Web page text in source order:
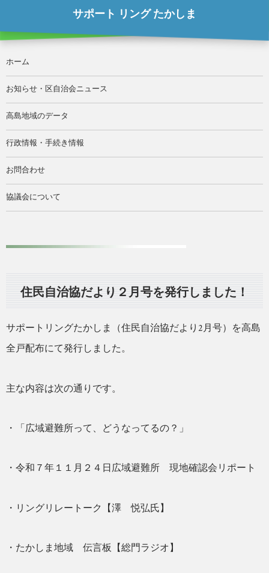
サポート リング たかしま
ホーム
お知らせ・区自治会ニュース
高島地域のデータ
行政情報・手続き情報
お問合わせ
協議会について
住民自治協だより２月号を発行しました！
サポートリングたかしま
（住民自治協だより2月号）を高島
全戸配布にて発行しました。
主な内容は次の通りです。
・「広域避難所って、どうなってるの？」
・令和７年１１月２４日広域避難所 現地確認会リポート
・リングリレートーク【澤 悦弘氏】
・たかしま地域 伝言板【総門ラジオ】